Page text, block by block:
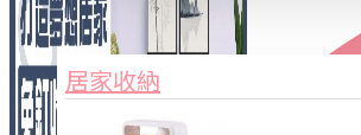
3C周邊
家俱&收納
居家收納